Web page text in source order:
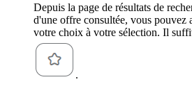
Depuis la page de résultats de
d'une offre consultée, vous pouvez
votre choix à votre sélection. Il
.